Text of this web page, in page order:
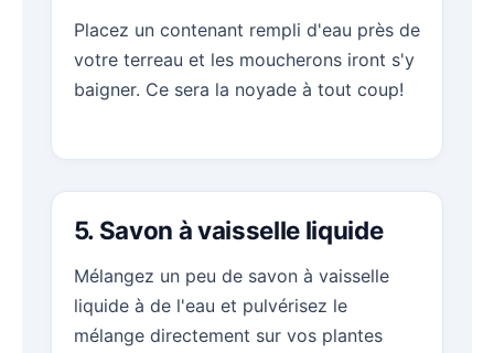
Placez un contenant rempli d'eau près de
votre terreau et les moucherons iront s'y
baigner. Ce sera la noyade à tout coup!
5. Savon à vaisselle liquide
Mélangez un peu de savon à vaisselle
liquide à de l'eau et pulvérisez le
mélange directement sur vos plantes